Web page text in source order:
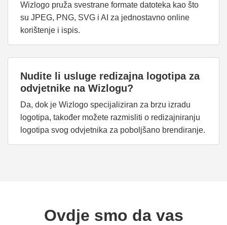
Wizlogo pruža svestrane formate datoteka kao što
su JPEG, PNG, SVG i AI za jednostavno online
korištenje i ispis.
Nudite li usluge redizajna logotipa za
odvjetnike na Wizlogu?
Da, dok je Wizlogo specijaliziran za brzu izradu
logotipa, također možete razmisliti o redizajniranju
logotipa svog odvjetnika za poboljšano brendiranje.
Ovdje smo da vas